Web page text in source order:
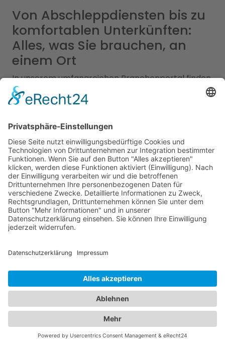
Von Abschleppdiensten bis zu
komfortablen Unterkünften:
Alles, was Sie brauchen, an
einem Ort
In unserem umfangreichen Branchenportal finden
Sie nicht nur alle Informationen zu zuverlässigen
Abschleppdiensten, sondern auch eine
Aufenthalt. Wir möchten sicherstellen, dass Sie
sowohl bei Fahrzeugpannen als auch bei der
Suche nach der idealen Unterkunft bestens
informiert sind. Egal, ob Sie geschäftlich oder
privat unterwegs sind, unser Branchenportal
bietet Ihnen detaillierte Informationen zu
verschiedenen Hotels. Entdecken Sie luxuriöse
Hotels, gemütliche Bed & Breakfasts,
budgetfreundliche Unterkünfte und vieles mehr.
Unterkunft für Ihre Bedürfnisse zu finden.
Gleichzeitig möchten wir Ihnen in Notfällen
Unterstützung bieten. In unserer Datenbank finden
Sie eine Auswahl an professionellen
Abschleppdiensten, die Ihnen bei Fahrzeugpannen
und Unfällen zur Seite stehen. Informieren Sie sich
über deren Leistungen, Verfügbarkeit und